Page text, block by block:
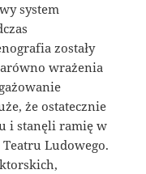
system
zostały
wrażenia
że ostatecznie
i stanęli ramię w
Ludowego.